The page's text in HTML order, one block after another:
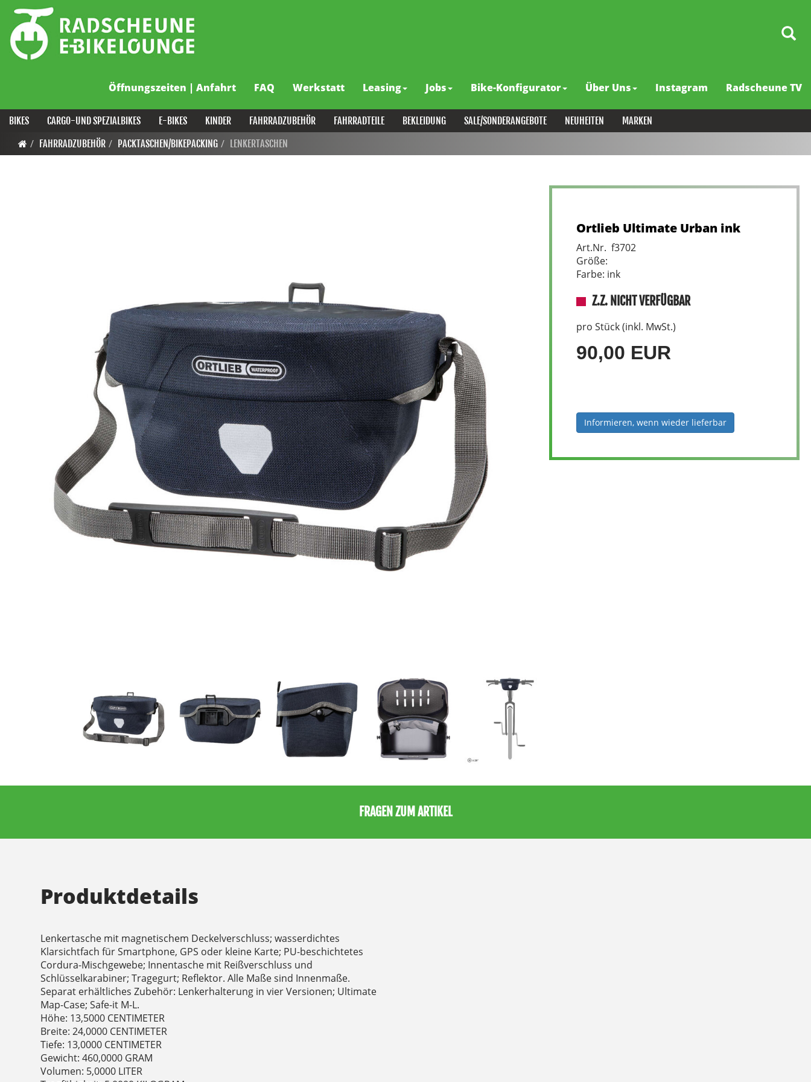
Öffnungszeiten | Anfahrt FAQ Werkstatt Leasing Jobs Bike-Konfigurator Über Uns Instagram Radscheune TV
BIKES CARGO-UND SPEZIALBIKES E-BIKES KINDER FAHRRADZUBEHÖR FAHRRADTEILE BEKLEIDUNG SALE/SONDERANGEBOTE NEUHEITEN
MARKEN
FAHRRADZUBEHÖR
PACKTASCHEN/BIKEPACKING LENKERTASCHEN
Ortlieb Ultimate Urban ink
Art.Nr. f3702
Größe:
Farbe: ink
Z.Z. NICHT VERFÜGBAR
pro Stück (inkl. MwSt.)
90,00 EUR
Informieren, wenn wieder lieferbar
FRAGEN ZUM ARTIKEL
Produktdetails
Lenkertasche mit magnetischem Deckelverschluss; wasserdichtes
Klarsichtfach für Smartphone, GPS oder kleine Karte; PU-beschichtetes
Cordura-Mischgewebe; Innentasche mit Reißverschluss und
Schlüsselkarabiner; Tragegurt; Reflektor. Alle Maße sind Innenmaße.
Separat erhältliches Zubehör: Lenkerhalterung in vier Versionen; Ultimate
Map-Case; Safe-it M-L.
Höhe: 13,5000 CENTIMETER
Breite: 24,0000 CENTIMETER
Tiefe: 13,0000 CENTIMETER
Gewicht: 460,0000 GRAM
Volumen: 5,0000 LITER